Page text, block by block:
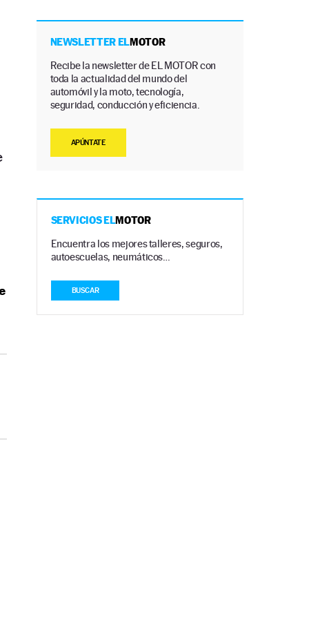
NEWSLETTER ELMOTOR
Recibe la newsletter de EL MOTOR con
toda la actualidad del mundo del
automóvil y la moto, tecnología,
seguridad, conducción y eficiencia.
APÚNTATE
SERVICIOS ELMOTOR
Encuentra los mejores talleres, seguros,
autoescuelas, neumáticos…
BUSCAR